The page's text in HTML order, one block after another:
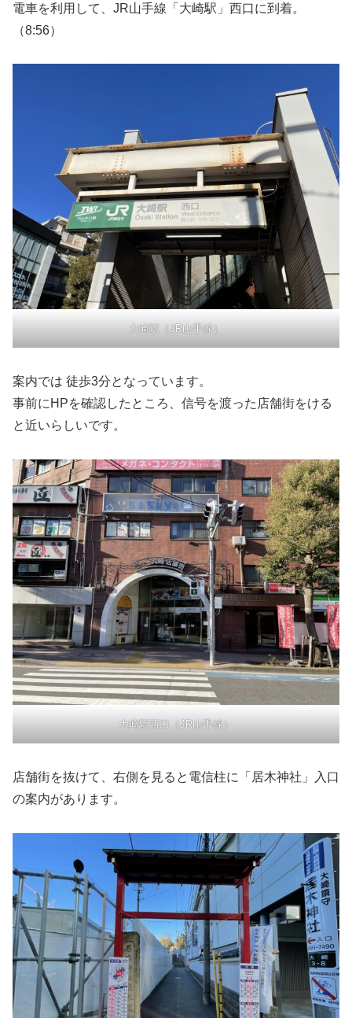
電車を利用して、JR山手線「大崎駅」西口に到着。
（8:56）
大崎駅（JR山手線）
案内では 徒歩3分となっています。
事前にHPを確認したところ、信号を渡った店舗街をける
と近いらしいです。
大崎駅西口（JR山手線）
店舗街を抜けて、右側を見ると電信柱に「居木神社」入口
の案内があります。